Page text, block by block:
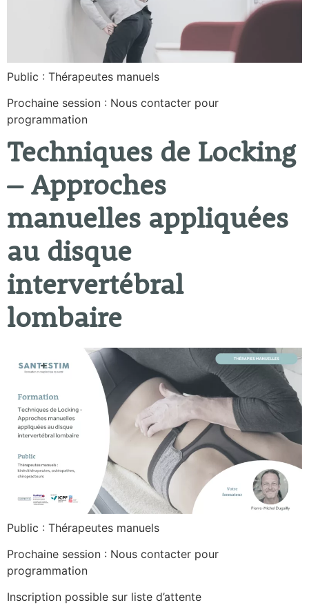
Public : Thérapeutes manuels
Prochaine session : Nous contacter pour
programmation
Techniques de Locking
– Approches
manuelles appliquées
au disque
intervertébral
lombaire
Public : Thérapeutes manuels
Prochaine session : Nous contacter pour
programmation
Inscription possible sur liste d’attente